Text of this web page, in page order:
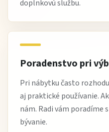
doplnkovú službu.
Poradenstvo pri
Pri nábytku často
aj praktické používanie.
nám. Radi vám poradíme
bývanie.